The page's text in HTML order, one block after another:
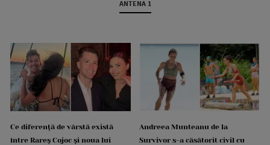
ANTENA 1
Ce diferență de vârstă există
între Rareș Cojoc și noua lui
Andreea Munteanu de la
Survivor s-a căsătorit civil cu